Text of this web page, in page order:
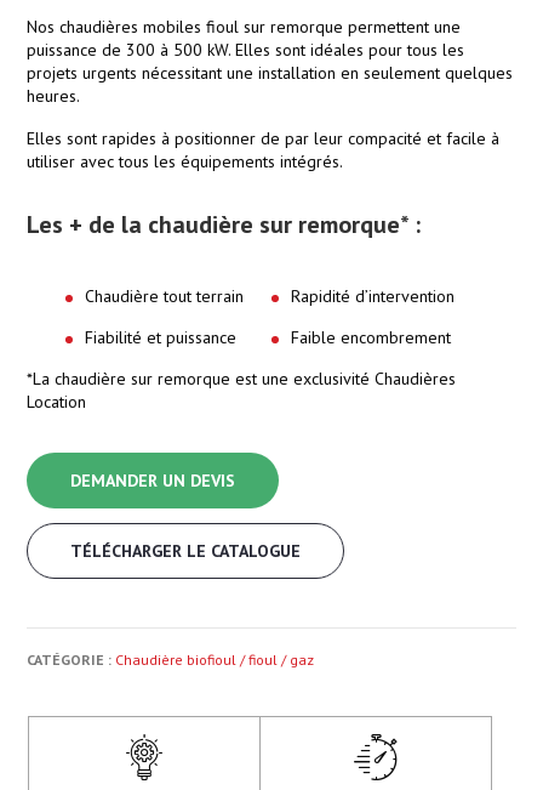
Nos chaudières mobiles fioul sur remorque permettent une
puissance de 300 à 500 kW. Elles sont idéales pour tous les
projets urgents nécessitant une installation en seulement quelques
heures.
Elles sont rapides à positionner de par leur compacité et facile à
utiliser avec tous les équipements intégrés.
Les + de la chaudière sur remorque* :
Chaudière tout terrain
Rapidité d’intervention
Fiabilité et puissance
Faible encombrement
*La chaudière sur remorque est une exclusivité Chaudières
Location
DEMANDER UN DEVIS
TÉLÉCHARGER LE CATALOGUE
CATÉGORIE : Chaudière biofioul / fioul / gaz